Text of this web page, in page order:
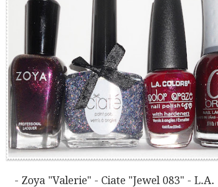
- Zoya "Valerie" - Ciate "Jewel 083" -